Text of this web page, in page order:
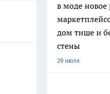
в моде новое
дом тише и
стены
29 июля